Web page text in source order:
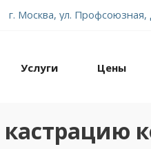
г. Москва, ул. Профсоюзная,
Услуги Цены